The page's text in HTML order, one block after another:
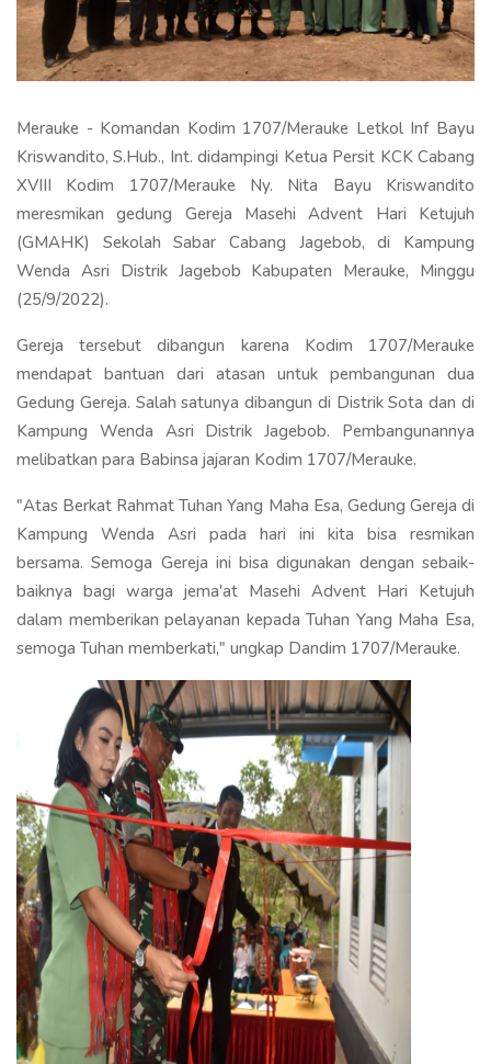
Merauke - Komandan Kodim 1707/Merauke Letkol Inf Bayu
Kriswandito, S.Hub., Int. didampingi Ketua Persit KCK Cabang
XVIII Kodim 1707/Merauke Ny. Nita Bayu Kriswandito
meresmikan gedung Gereja Masehi Advent Hari Ketujuh
(GMAHK) Sekolah Sabar Cabang Jagebob, di Kampung
Wenda Asri Distrik Jagebob Kabupaten Merauke, Minggu
(25/9/2022).
Gereja tersebut dibangun karena Kodim 1707/Merauke
mendapat bantuan dari atasan untuk pembangunan dua
Gedung Gereja. Salah satunya dibangun di Distrik Sota dan di
Kampung Wenda Asri Distrik Jagebob. Pembangunannya
melibatkan para Babinsa jajaran Kodim 1707/Merauke.
"Atas Berkat Rahmat Tuhan Yang Maha Esa, Gedung Gereja di
Kampung Wenda Asri pada hari ini kita bisa resmikan
bersama. Semoga Gereja ini bisa digunakan dengan sebaik-
baiknya bagi warga jema'at Masehi Advent Hari Ketujuh
dalam memberikan pelayanan kepada Tuhan Yang Maha Esa,
semoga Tuhan memberkati," ungkap Dandim 1707/Merauke.